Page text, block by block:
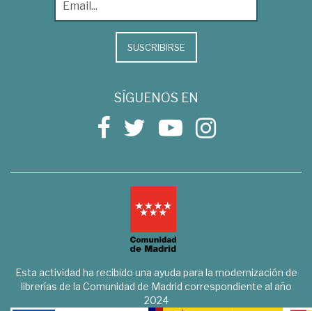
SUSCRIBIRSE
SÍGUENOS EN
Esta actividad ha recibido una ayuda para la modernización de
librerías de la Comunidad de Madrid correspondiente al año
2024